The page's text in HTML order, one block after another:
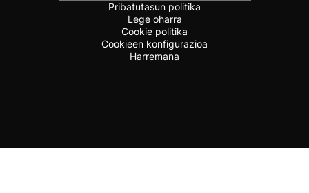
Pribatutasun politika
Lege oharra
Cookie politika
Cookieen konfigurazioa
Harremana